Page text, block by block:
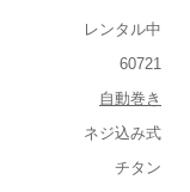
レンタル中
60721
自動巻き
ネジ込み式
チタン